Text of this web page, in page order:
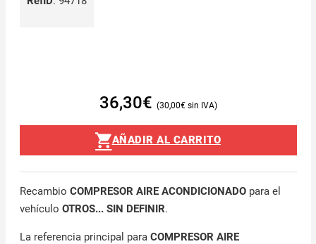
36,30€ 30,00€
AÑADIR AL CARRITO
Recambio COMPRESOR AIRE ACONDICIONADOpara el
vehículo OTROS... SIN DEFINIR.
La referencia principal para COMPRESOR AIRE